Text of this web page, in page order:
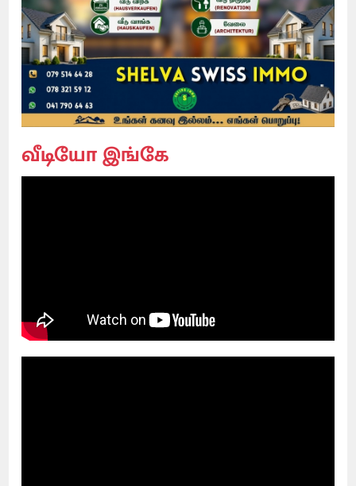
வீடியோ இங்கே